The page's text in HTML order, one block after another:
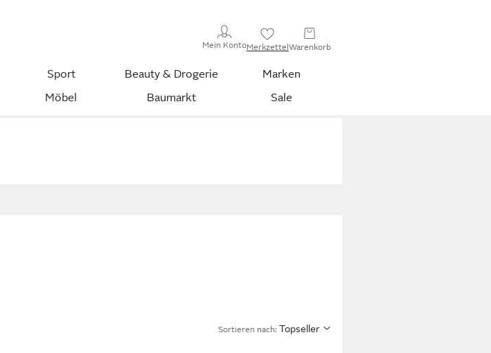
Mein KontoMerkzettelWarenkorb
Sport Beauty & Drogerie
Marken
Möbel Baumarkt Sale
Sortieren nach: Topseller